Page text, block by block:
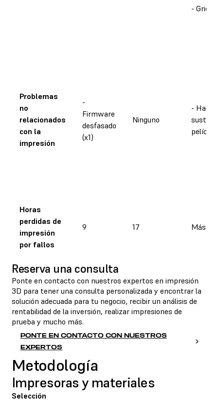
-
Problemas
no
relacionados
con la
impresión
-
Firmware
desfasado
(x1)
Ninguno
-
Horas
perdidas de
impresión
por fallos
9 17 Más de
Reserva una consulta
Ponte en contacto con nuestros expertos en impresión
3D para tener una consulta personalizada y encontrar la
solución adecuada para tu negocio, recibir un análisis de
rentabilidad de la inversión, realizar impresiones de
prueba y mucho más.
PONTE EN CONTACTO CON NUESTROS
EXPERTOS
Metodología
Impresoras y materiales
Selección